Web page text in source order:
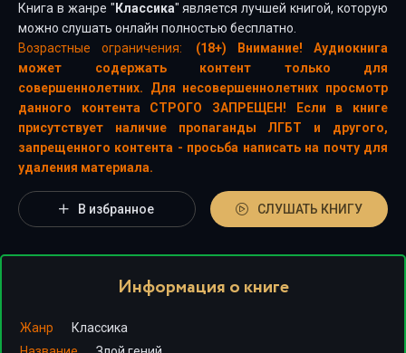
Книга в жанре " Классика" является лучшей книгой, которую
можно слушать онлайн полностью бесплатно.
Возрастные ограничения:
(18+) Внимание! Аудиокнига
может содержать контент только для
совершеннолетних. Для несовершеннолетних просмотр
данного контента СТРОГО ЗАПРЕЩЕН! Если в книге
присутствует наличие пропаганды ЛГБТ и другого,
запрещенного контента - просьба написать на почту для
удаления материала.
В избранное СЛУШАТЬ КНИГУ
Информация о книге
Жанр
Классика